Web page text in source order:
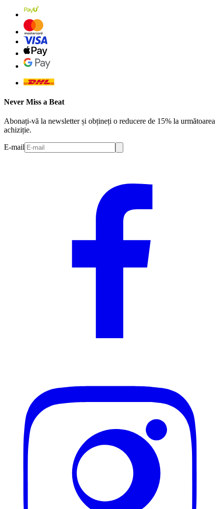
Never Miss a Beat
Abonați-vă la newsletter și obțineți o reducere de 15% la următoarea
achiziție.
E-mail